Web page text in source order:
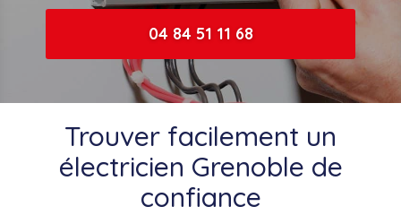
04 84 51 11 68
Trouver facilement un
électricien Grenoble de
confiance